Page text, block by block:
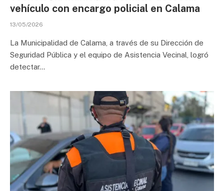
vehículo con encargo policial en Calama
13/05/2026
La Municipalidad de Calama, a través de su Dirección de
Seguridad Pública y el equipo de Asistencia Vecinal, logró
detectar…